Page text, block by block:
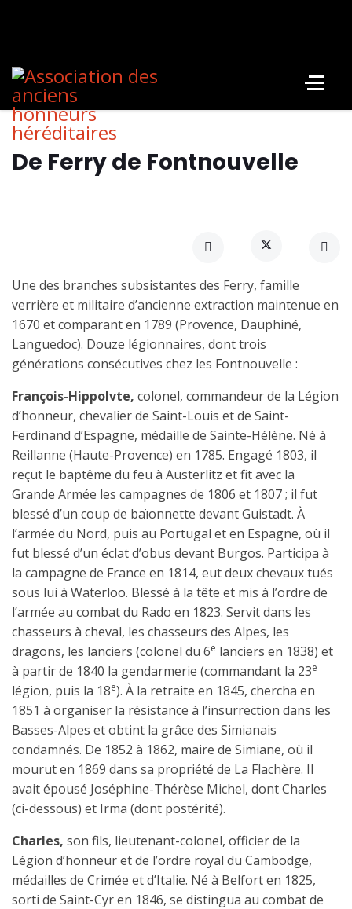
De Ferry de Fontnouvelle
Une des branches subsistantes des Ferry, famille
verrière et militaire d’ancienne extraction maintenue en
1670 et comparant en 1789 (Provence, Dauphiné,
Languedoc). Douze légionnaires, dont trois
générations consécutives chez les Fontnouvelle :
François-Hippolvte, colonel, commandeur de la Légion
d’honneur, chevalier de Saint-Louis et de Saint-
Ferdinand d’Espagne, médaille de Sainte-Hélène. Né à
Reillanne (Haute-Provence) en 1785. Engagé 1803, il
reçut le baptême du feu à Austerlitz et fit avec la
Grande Armée les campagnes de 1806 et 1807 ; il fut
blessé d’un coup de baïonnette devant Guistadt. À
l’armée du Nord, puis au Portugal et en Espagne, où il
fut blessé d’un éclat d’obus devant Burgos. Participa à
la campagne de France en 1814, eut deux chevaux tués
sous lui à Waterloo. Blessé à la tête et mis à l’ordre de
l’armée au combat du Rado en 1823. Servit dans les
chasseurs à cheval, les chasseurs des Alpes, les
dragons, les lanciers (colonel du 6e lanciers en 1838) et
à partir de 1840 la gendarmerie (commandant la 23e
légion, puis la 18e). À la retraite en 1845, chercha en
1851 à organiser la résistance à l’insurrection dans les
Basses-Alpes et obtint la grâce des Simianais
condamnés. De 1852 à 1862, maire de Simiane, où il
mourut en 1869 dans sa propriété de La Flachère. Il
avait épousé Joséphine-Thérèse Michel, dont Charles
(ci-dessous) et Irma (dont postérité).
Charles, son fils, lieutenant-colonel, officier de la
Légion d’honneur et de l’ordre royal du Cambodge,
médailles de Crimée et d’Italie. Né à Belfort en 1825,
sorti de Saint-Cyr en 1846, se distingua au combat de